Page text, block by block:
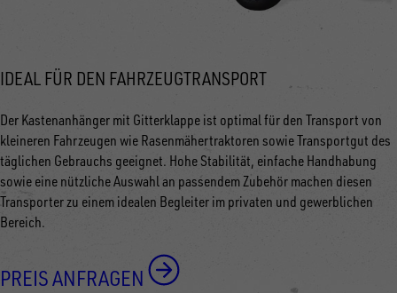
IDEAL FÜR DEN FAHRZEUGTRANSPORT
Der Kastenanhänger mit Gitterklappe ist optimal für den Transport von
kleineren Fahrzeugen wie Rasenmähertraktoren sowie Transportgut des
täglichen Gebrauchs geeignet. Hohe Stabilität, einfache Handhabung
sowie eine nützliche Auswahl an passendem Zubehör machen diesen
Transporter zu einem idealen Begleiter im privaten und gewerblichen
Bereich.
PREIS ANFRAGEN